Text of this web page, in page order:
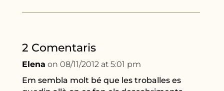
2 Comentaris
Elena on 08/11/2012 at 5:01 pm
Em sembla molt bé que les troballes es